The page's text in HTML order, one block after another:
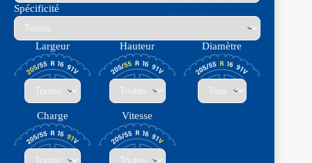
Spécificité
Largeur Hauteur Diamètre
Charge Vitesse